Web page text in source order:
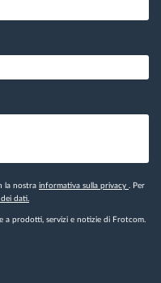
la nostra informativa sulla privacy . Per
dati.
a prodotti, servizi e notizie di Frotcom.